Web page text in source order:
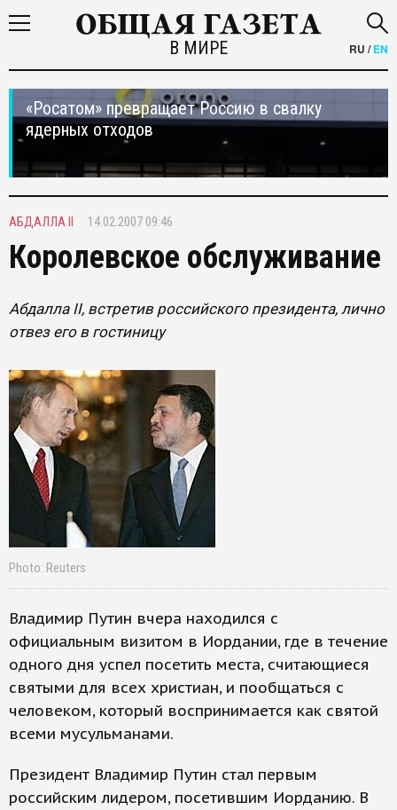
В МИРЕ RU /EN
«Росатом» превращает Россию в свалку
ядерных отходов
АБДАЛЛА II 14.02.2007 09:46
Королевское обслуживание
Абдалла II, встретив российского президента, лично
отвез его в гостиницу
Photo: Reuters
Владимир Путин вчера находился с
официальным визитом в Иордании, где в течение
одного дня успел посетить места, считающиеся
святыми для всех христиан, и пообщаться с
человеком, который воспринимается как святой
всеми мусульманами.
Президент Владимир Путин стал первым
российским лидером, посетившим Иорданию. В